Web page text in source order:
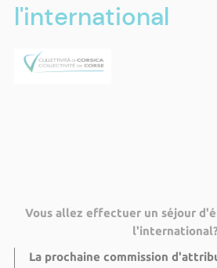
l'international
Vous allez effectuer un séjour
La prochaine commission